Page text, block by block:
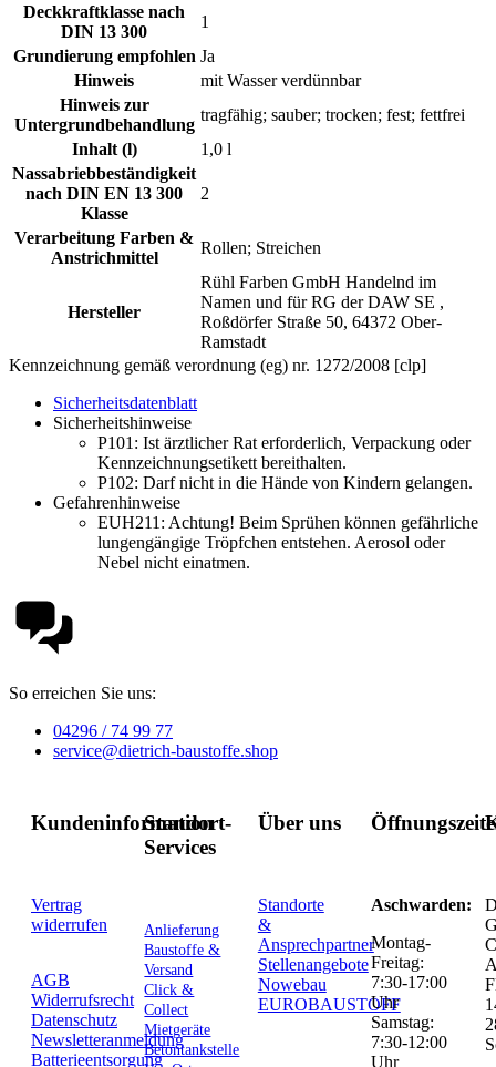
Deckkraftklasse nach
DIN 13 300
1
Grundierung empfohlen Ja
Hinweis
mit Wasser verdünnbar
Hinweis zur
Untergrundbehandlung
tragfähig; sauber; trocken; fest; fettfrei
Inhalt (l)
1,0 l
Nassabriebbeständigkeit
nach DIN EN 13 300
Klasse
2
Verarbeitung Farben &
Anstrichmittel
Rollen; Streichen
Hersteller
Rühl Farben GmbH Handelnd im
Namen und für RG der DAW SE ,
Roßdörfer Straße 50, 64372 Ober-
Ramstadt
Kennzeichnung gemäß verordnung (eg) nr. 1272/2008 [clp]
Sicherheitsdatenblatt
Sicherheitshinweise
P101: Ist ärztlicher Rat erforderlich, Verpackung oder
Kennzeichnungsetikett bereithalten.
P102: Darf nicht in die Hände von Kindern gelangen.
Gefahrenhinweise
EUH211: Achtung! Beim Sprühen können gefährliche
lungengängige Tröpfchen entstehen. Aerosol oder
Nebel nicht einatmen.
So erreichen Sie uns:
04296 / 74 99 77
service@dietrich-baustoffe.shop
Kundeninformation
Vertrag
widerrufen
AGB
Widerrufsrecht
Datenschutz
Newsletteranmeldung
Batterieentsorgung
Standort-
Services
Anlieferung
Baustoffe &
Versand
Click &
Collect
Mietgeräte
Betontankstelle
Über uns
Standorte
&
Ansprechpartner
Stellenangebote
Nowebau
EUROBAUSTOFF
Aschwarden:
Montag-
Freitag:
7:30-17:00
Uhr
Samstag:
7:30-12:00
Uhr